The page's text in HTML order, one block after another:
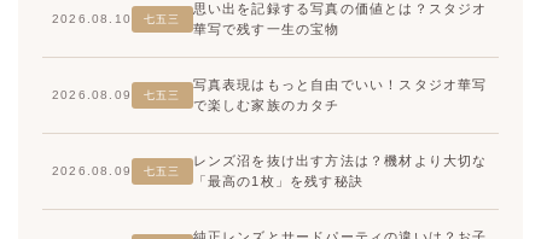
2026.08.10 七五三
思い出を記録する写真の価値とは？スタジオ
華写で残す一生の宝物
2026.08.09 七五三
写真表現はもっと自由でいい！スタジオ華写
で楽しむ家族のカタチ
2026.08.09 七五三
レンズ沼を抜け出す方法は？機材より大切な
「最高の1枚」を残す秘訣